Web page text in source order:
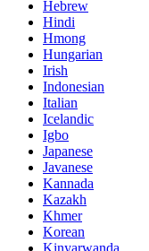
Hebrew
Hindi
Hmong
Hungarian
Irish
Indonesian
Italian
Icelandic
Igbo
Japanese
Javanese
Kannada
Kazakh
Khmer
Korean
Kinyarwanda